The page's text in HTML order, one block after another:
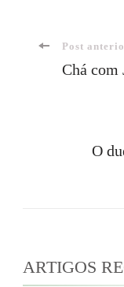
Post
Chá com
O
ARTIGOS